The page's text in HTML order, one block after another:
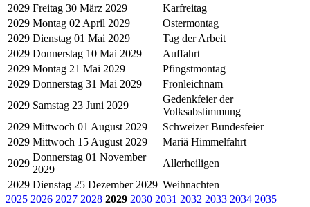
2029 Freitag 30 März 2029
Karfreitag
2029 Montag 02 April 2029
Ostermontag
2029 Dienstag 01 Mai 2029
Tag der Arbeit
2029 Donnerstag 10 Mai 2029
Auffahrt
2029 Montag 21 Mai 2029
Pfingstmontag
2029 Donnerstag 31 Mai 2029
Fronleichnam
2029 Samstag 23 Juni 2029
Gedenkfeier der
Volksabstimmung
2029 Mittwoch 01 August 2029
Schweizer Bundesfeier
2029 Mittwoch 15 August 2029
Mariä Himmelfahrt
2029
Donnerstag 01 November
2029
Allerheiligen
2029 Dienstag 25 Dezember 2029 Weihnachten
2025 2026 2027 2028 2029 2030 2031 2032 2033 2034 2035